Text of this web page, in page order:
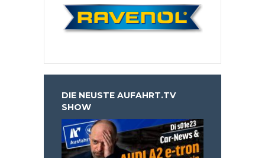
DIE NEUSTE AUFAHRT.TV
SHOW